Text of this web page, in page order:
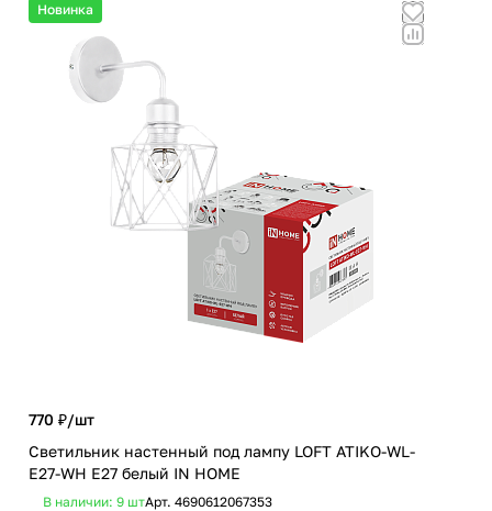
Новинка
770 ₽/шт
Светильник настенный под лампу LOFT ATIKO-WL-
E27-WH Е27 белый IN HOME
В наличии: 9 штАрт. 4690612067353